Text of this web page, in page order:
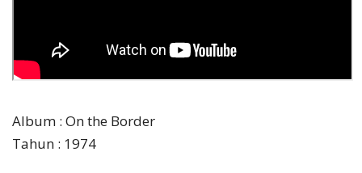
Album : On the Border
Tahun : 1974